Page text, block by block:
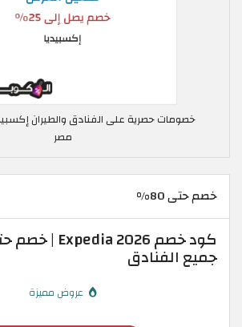
خصومات حصرية على الفنادق والطيران
مصر
خصم حتى 80%
جميع الفنادق
عروض مميزة